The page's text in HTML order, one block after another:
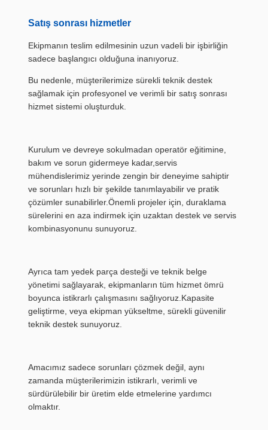
Satış sonrası hizmetler
Ekipmanın teslim edilmesinin uzun vadeli bir işbirliğin
sadece başlangıcı olduğuna inanıyoruz.
Bu nedenle, müşterilerimize sürekli teknik destek
sağlamak için profesyonel ve verimli bir satış sonrası
hizmet sistemi oluşturduk.
Kurulum ve devreye sokulmadan operatör eğitimine,
bakım ve sorun gidermeye kadar,servis
mühendislerimiz yerinde zengin bir deneyime sahiptir
ve sorunları hızlı bir şekilde tanımlayabilir ve pratik
çözümler sunabilirler.Önemli projeler için, duraklama
sürelerini en aza indirmek için uzaktan destek ve servis
kombinasyonunu sunuyoruz.
Ayrıca tam yedek parça desteği ve teknik belge
yönetimi sağlayarak, ekipmanların tüm hizmet ömrü
boyunca istikrarlı çalışmasını sağlıyoruz.Kapasite
geliştirme, veya ekipman yükseltme, sürekli güvenilir
teknik destek sunuyoruz.
Amacımız sadece sorunları çözmek değil, aynı
zamanda müşterilerimizin istikrarlı, verimli ve
sürdürülebilir bir üretim elde etmelerine yardımcı
olmaktır.